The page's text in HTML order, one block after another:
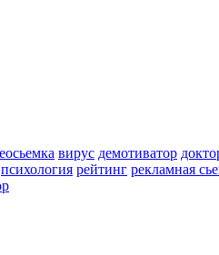
вирус демотиватор
психология рейтинг рекламная